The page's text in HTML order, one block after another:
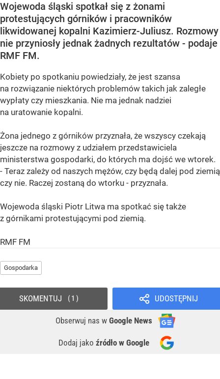
Wojewoda śląski spotkał się z żonami
protestujących górników i pracowników
likwidowanej kopalni Kazimierz-Juliusz. Rozmowy
nie przyniosły jednak żadnych rezultatów - podaje
RMF FM.
Kobiety po spotkaniu powiedziały, że jest szansa
na rozwiązanie niektórych problemów takich jak zaległe
wypłaty czy mieszkania. Nie ma jednak nadziei
na uratowanie kopalni.
Żona jednego z górników przyznała, że wszyscy czekają
jeszcze na rozmowy z udziałem przedstawiciela
ministerstwa gospodarki, do których ma dojść we wtorek.
- Teraz zależy od naszych mężów, czy będą dalej pod ziemią
czy nie. Raczej zostaną do wtorku - przyznała.
Wojewoda śląski Piotr Litwa ma spotkać się także
z górnikami protestującymi pod ziemią.
RMF FM
Gospodarka
UDOSTĘPNIJ
Obserwuj nas w Google News
Dodaj jako źródło w Google
SKOMENTUJ 1